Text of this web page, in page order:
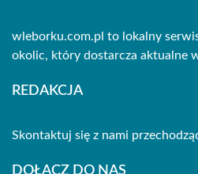
wleborku.com.pl to lokalny
okolic, który dostarcza aktualne
REDAKCJA
Skontaktuj się z nami
DOŁĄCZ DO NAS